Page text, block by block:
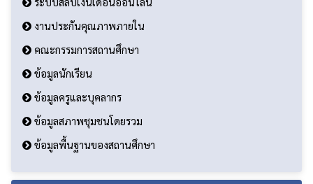
งานชมรม ชุมนุมวิชาการ
ระบบดูแลช่วยเหลือนักเรียน ตอพอ
ระบบสลิปเงินเดือนออนไลน์
งานประกันคุณภาพภายใน
คณะกรรมการสถานศึกษา
ข้อมูลนักเรียน
ข้อมูลครูและบุคลากร
ข้อมูลสภาพชุมชนโดยรวม